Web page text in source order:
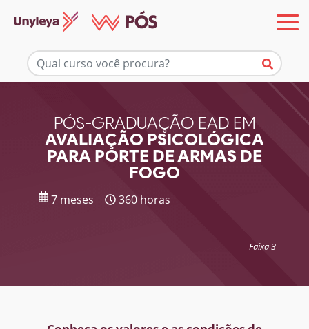
PÓS-GRADUAÇÃO EAD EM
AVALIAÇÃO PSICOLÓGICA
PARA PORTE DE ARMAS DE
FOGO
7 meses 360 horas
Faixa 3
Mais informações